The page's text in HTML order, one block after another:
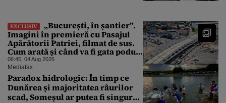
EXCLUSIV
„București, în șantier”.
Imagini în premieră cu Pasajul
Apărătorii Patriei, filmat de sus.
Cum arată și când va fi gata podul
care traversează Șoseaua Berceni
06:45, 04 Aug 2026
Mediafax
Paradox hidrologic: În timp ce
Dunărea și majoritatea râurilor
scad, Someșul ar putea fi singurul